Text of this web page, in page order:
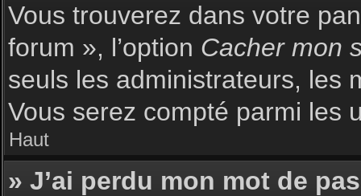
Vous trouverez dans votre
forum », l’option Cacher mon
seuls les administrateurs, les
Vous serez compté parmi les
Haut
» J’ai perdu mon mot de